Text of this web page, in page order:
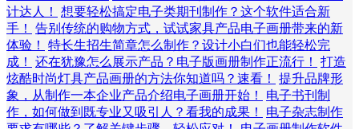
计达人！
想要轻松搞定电子类期刊制作？这个软件适合新
手！
告别传统的购物方式，试试家具产品电子画册带来的新
体验！
特长生招生简章怎么制作？设计小白们也能轻松完
成！
还在犹豫怎么展示产品？电子版画册制作正流行！
打造
炫酷时尚灯具产品画册的方法你知道吗？速看！
提升品牌形
象，从制作一本企业产品介绍电子画册开始！
电子书刊制
作，如何做到既专业又吸引人？看我的成果！
电子杂志制作